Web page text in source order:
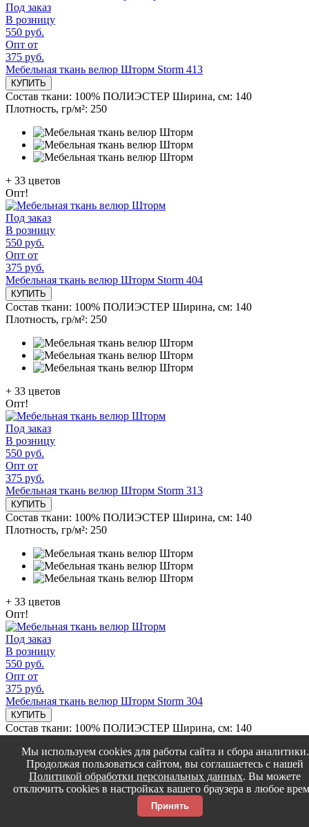
Под заказ
В розницу
550 руб.
Опт от
375 руб.
Мебельная ткань велюр Шторм Storm 413
КУПИТЬ
Состав ткани: 100% ПОЛИЭСТЕР Ширина, см: 140
Плотность, гр/м²: 250
+ 33 цветов
Опт!
Под заказ
В розницу
550 руб.
Опт от
375 руб.
Мебельная ткань велюр Шторм Storm 404
КУПИТЬ
Состав ткани: 100% ПОЛИЭСТЕР Ширина, см: 140
Плотность, гр/м²: 250
+ 33 цветов
Опт!
Под заказ
В розницу
550 руб.
Опт от
375 руб.
Мебельная ткань велюр Шторм Storm 313
КУПИТЬ
Состав ткани: 100% ПОЛИЭСТЕР Ширина, см: 140
Плотность, гр/м²: 250
+ 33 цветов
Опт!
Под заказ
В розницу
550 руб.
Опт от
375 руб.
Мебельная ткань велюр Шторм Storm 304
КУПИТЬ
Состав ткани: 100% ПОЛИЭСТЕР Ширина, см: 140
Мы используем cookies для работы сайта и сбора аналитики.
Продолжая пользоваться сайтом, вы соглашаетесь с нашей
Политикой обработки персональных данных. Вы можете
отключить cookies в настройках вашего браузера в любое
Принять